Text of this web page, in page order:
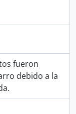
fueron
debido a la